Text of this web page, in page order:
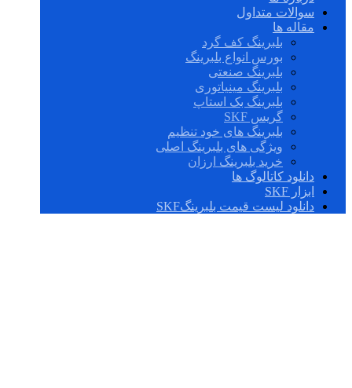
سوالات متداول
مقاله ها
بلبرینگ کف گرد
بورس انواع بلبرینگ
بلبرینگ صنعتی
بلبرینگ مینیاتوری
بلبرینگ بک استاپ
گریس SKF
بلبرینگ های خود تنظیم
ویژگی های بلبرینگ اصلی
خرید بلبرینگ ارزان
دانلود کاتالوگ ها
ابزار SKF
دانلود لیست قیمت بلبرینگSKF